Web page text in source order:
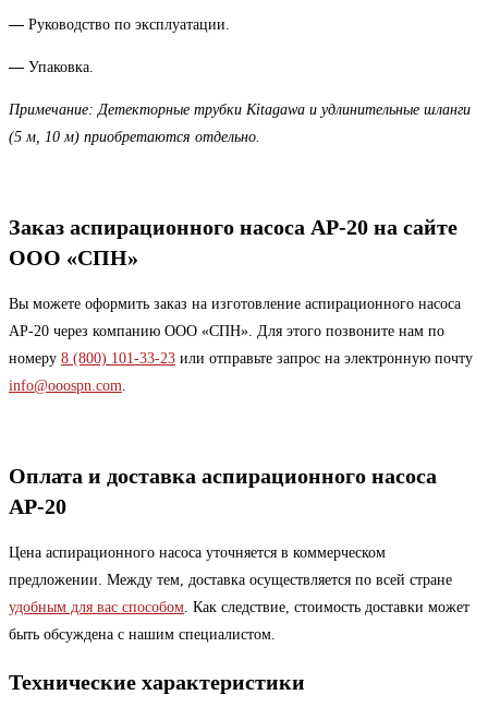
— Руководство по эксплуатации.
— Упаковка.
Примечание: Детекторные трубки Kitagawa и удлинительные шланги
(5 м, 10 м) приобретаются отдельно.
Заказ аспирационного насоса АР-20 на сайте
ООО «СПН»
Вы можете оформить заказ на изготовление аспирационного насоса
АР-20 через компанию ООО «СПН». Для этого позвоните нам по
номеру 8 (800) 101-33-23 или отправьте запрос на электронную почту
info@ooospn.com.
Оплата и доставка аспирационного насоса
АР-20
Цена аспирационного насоса уточняется в коммерческом
предложении. Между тем, доставка осуществляется по всей стране
удобным для вас способом. Как следствие, стоимость доставки может
быть обсуждена с нашим специалистом.
Технические характеристики